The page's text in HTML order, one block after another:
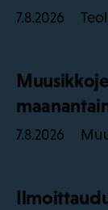
7.8.2026
7.8.2026